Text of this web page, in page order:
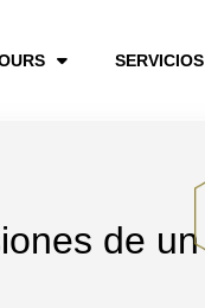
SERVICIOS
de un